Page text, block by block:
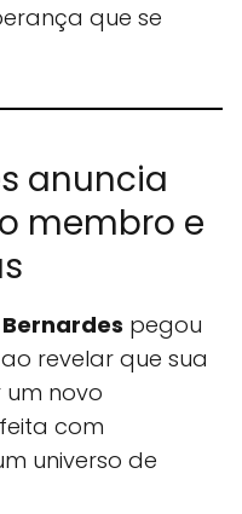
que se
anuncia
membro e
pegou
revelar que sua
novo
com
universo de